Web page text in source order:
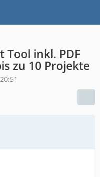
Tool inkl. PDF
zu 10 Projekte